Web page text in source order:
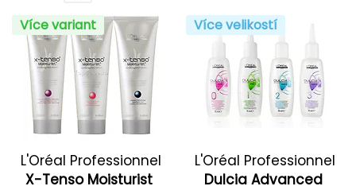
Více variant
L'Oréal Professionnel
X-Tenso Moisturist
Více velikostí
L'Oréal Professionnel
Dulcia Advanced